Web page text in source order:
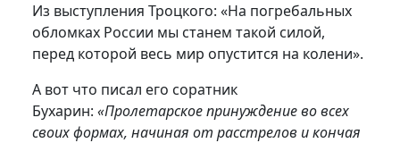
Из выступления Троцкого: «На погребальных
обломках России мы станем такой силой,
перед которой весь мир опустится на колени».
А вот что писал его соратник
Бухарин: «Пролетарское принуж­дение во всех
своих формах, начиная от расстрелов и кончая